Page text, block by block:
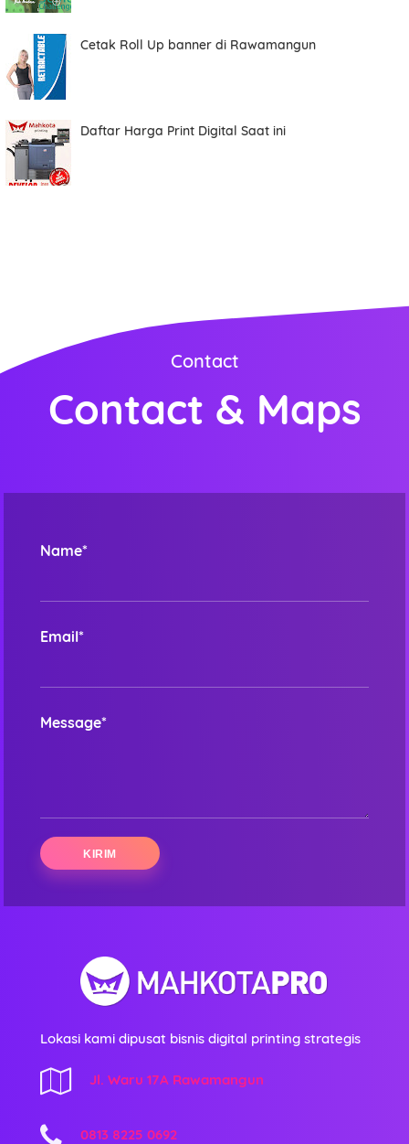
Cetak Roll Up banner di Rawamangun
Daftar Harga Print Digital Saat ini
Contact
Contact & Maps
Name*
Email*
Message*
Lokasi kami dipusat bisnis digital printing strategis
Jl. Waru 17A Rawamangun
0813 8225 0692
Date
Comment